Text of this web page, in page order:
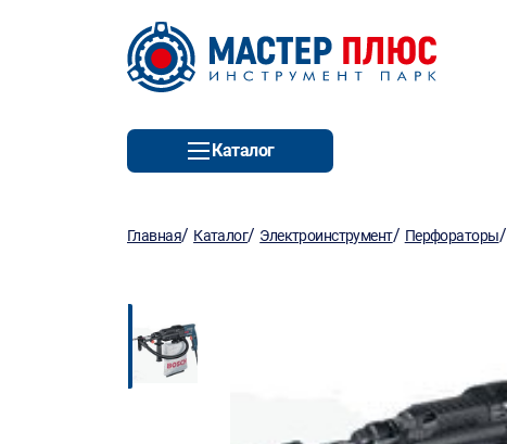
Каталог
Главная/ Каталог/ Электроинструмент/ Перфораторы/